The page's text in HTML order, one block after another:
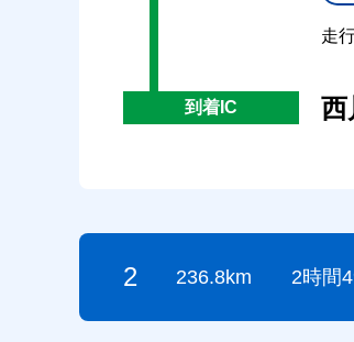
走
到着IC 西
2 236.8km 2時間